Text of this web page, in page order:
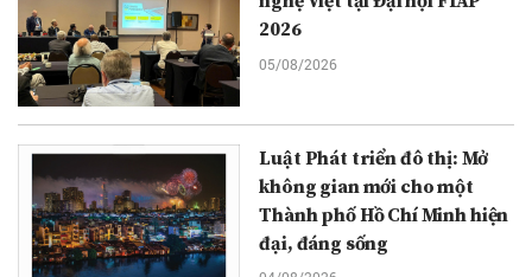
2026
05/08/2026
Luật Phát triển đô thị: Mở
không gian mới cho một
Thành phố Hồ Chí Minh hiện
đại, đáng sống